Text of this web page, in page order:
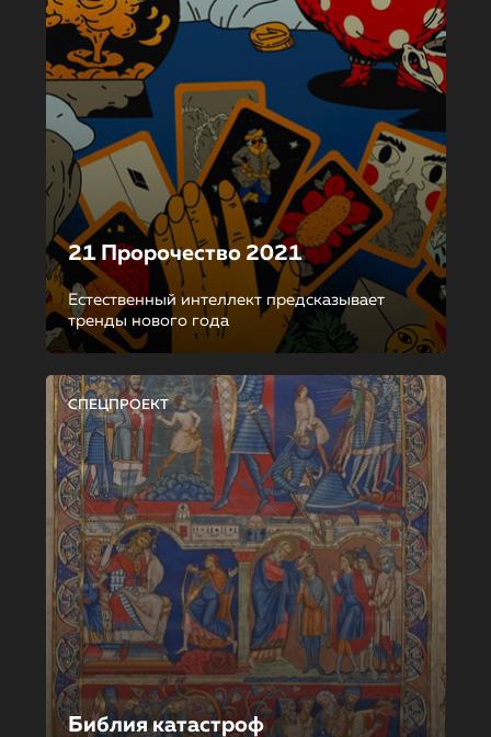
21 Пророчество 2021
Естественный интеллект предсказывает
тренды нового года
СПЕЦПРОЕКТ
Библия катастроф